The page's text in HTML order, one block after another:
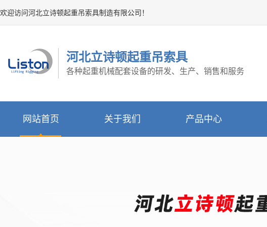
欢迎访问河北立诗顿起重吊索具制造有限公司！
河北立诗顿起重吊索具
各种起重机械配套设备的研发、生产、销售和服务
网站首页 关于我们 产品中心